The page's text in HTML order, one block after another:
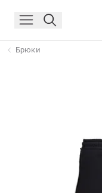
Брюки